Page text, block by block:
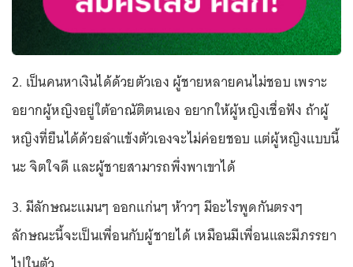
2. เป็นคนหาเงินได้ด้วยตัวเอง ผู้ชายหลายคนไม่ชอบ เพราะ
อยากผู้หญิงอยู่ใต้อาณัติตนเอง อยากให้ผู้หญิงเชื่อฟัง ถ้าผู้
หญิงที่ยืนได้ด้วยลำแข้งตัวเองจะไม่ค่อยชอบ แต่ผู้หญิงแบบนี้
นะ จิตใจดี และผู้ชายสามารถพึ่งพาเขาได้
3. มีลักษณะแมนๆ ออกแก่นๆ ห้าวๆ มีอะไรพูดกันตรงๆ
ลักษณะนี้จะเป็นเพื่อนกับผู้ชายได้ เหมือนมีเพื่อนและมีภรรยา